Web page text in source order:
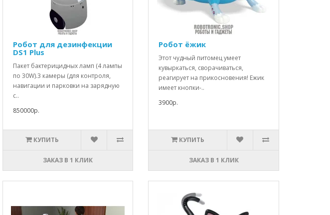
Робот для дезинфекции
DS1 Plus
Пакет бактерицидных ламп (4 лампы
по 30W).3 камеры (для контроля,
навигации и парковки на зарядную
с..
850000р.
КУПИТЬ
ЗАКАЗ В 1 КЛИК
Робот ёжик
Этот чудный питомец умеет
кувыркаться, сворачиваться,
реагирует на прикосновения! Ежик
имеет кнопки-..
3900р.
КУПИТЬ
ЗАКАЗ В 1 КЛИК